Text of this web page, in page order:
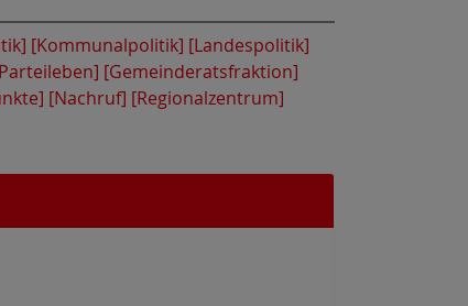
[Kommunalpolitik] [Landespolitik]
[Gemeinderatsfraktion]
[Nachruf] [Regionalzentrum]